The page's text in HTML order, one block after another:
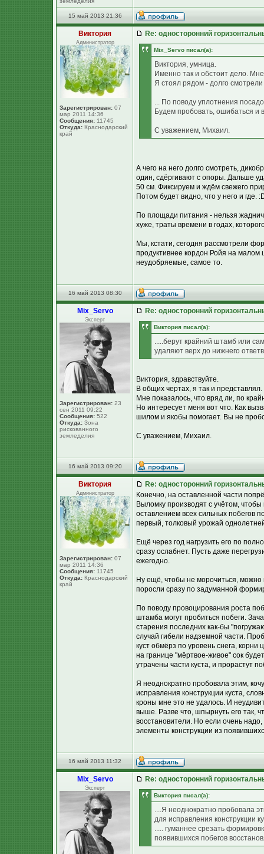
15 май 2013 21:36
Виктория
Администратор
Зарегистрирован: 07
мар 2011 14:36
Сообщения: 11745
Откуда: Краснодарский
край
Re: односторонний
Mix_Servo писал(а):
Виктория, умница.
Именно так и обстоит дело.
Я стоял рядом - долго смотрели
... По поводу уплотнения
Будем пробовать, ошибаться и
С уважением, Михаил.
А чего на него долго смотреть,
один, сдёргивают с опоры. Дальше
50 см. Фиксируем и ждём свежего
Потом будет видно, что у него и где.
По площади питания - нельзя
хуже, траты времени в годах,
Мы, кстати, сегодня рассмотрели
продуктивнее кордон Ройя на
неудобряемые, самое то.
16 май 2013 08:30
Mix_Servo
Эксперт
Зарегистрирован: 23
сен 2011 09:22
Сообщения: 522
Откуда: Зона
рискованного
земледелия
Re: односторонний
Виктория писал(а):
.....берут крайний штамб или
удаляют верх до нижнего
Виктория, здравствуйте.
В общих чертах, я так и
Мне показалось, что вряд ли, по
Но интересует меня вот что. Как
шилом и якобы помогает. Вы не
С уважением, Михаил.
16 май 2013 09:20
Виктория
Администратор
Зарегистрирован: 07
мар 2011 14:36
Сообщения: 11745
Откуда: Краснодарский
край
Re: односторонний
Конечно, на оставленной части
Выломку производят с учётом, чтобы
оставлением всех сильных побегов
первый, толковый урожай
Ещё через год нагрузить его по
сразу ослабнет. Пусть даже
ежегодно.
Ну ещё, чтобы не морочиться, можно
поросли сразу по задуманной
По поводу провоцирования роста
штамба могут пробиться побеги.
старения последних как-бы
случай гибели надземной части.
куст обмёрз по уровень снега,
на границе "мёртвое-живое" сок
утрачены части куста, и прорастут
Я неоднократно пробовала этим,
исправления конструкции куста,
кроны мне это не удалось. И
выше. Разве что, шпырнуть его так,
восстановители. Но если очень
элементы конструкции из
16 май 2013 11:32
Mix_Servo
Эксперт
Re: односторонний
Виктория писал(а):
....Я неоднократно пробовала
для исправления конструкции
..... гуманнее срезать
появившихся побегов